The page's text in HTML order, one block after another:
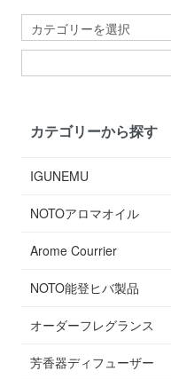
カテゴリーから探す
IGUNEMU
NOTOアロマオイル
Arome Courrier
NOTO能登ヒバ製品
オーダーフレグランス
芳香器ディフューザー